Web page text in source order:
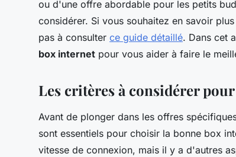
ou d'une offre abordable pour les petits
considérer. Si vous souhaitez en savoir
pas à consulter ce guide détaillé. Dans cet
box internet pour vous aider à faire le
Les critères à considérer
Avant de plonger dans les offres
sont essentiels pour choisir la bonne box
vitesse de connexion, mais il y a d'autres